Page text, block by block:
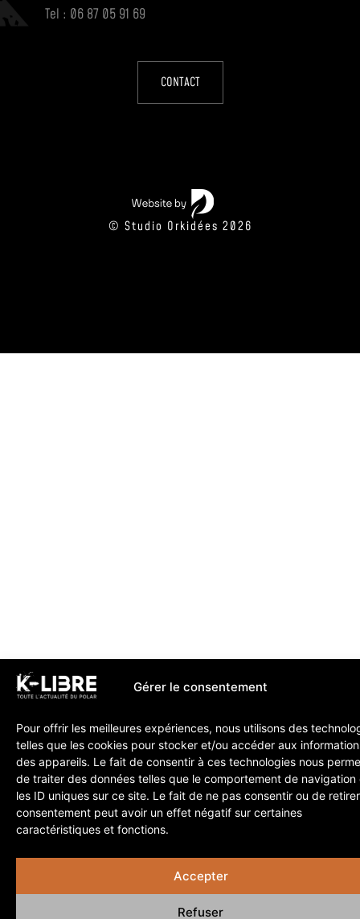
Gérer le consentement
Pour offrir les meilleures expériences, nous utilisons des
telles que les cookies pour stocker et/ou accéder aux
des appareils. Le fait de consentir à ces technologies nous
de traiter des données telles que le comportement de navigation
les ID uniques sur ce site. Le fait de ne pas consentir ou de
consentement peut avoir un effet négatif sur certaines
caractéristiques et fonctions.
Accepter
Refuser
Tel : 06 87 05 91 69
CONTACT
© Studio Orkidées 2026